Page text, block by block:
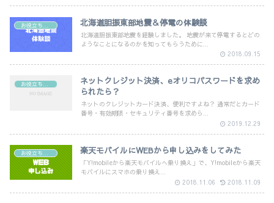
北海道胆振東部地震＆停電の体験談
北海道胆振東部地震を経験しました。 地震が来て停電するとどの
ようなことになるのかを知ってもらうために...
2018.09.15
ネットクレジット決済、eオリコパスワードを求め
られたら？
ネットのクレジットカード決済、便利ですよね？ 通常だとカード
番号・有効期限・セキュリティ番号を求めら...
2019.12.29
お役立ち情報 楽天モバイルにWEBから申し込みをしてみた
「Y!mobileから楽天モバイルへ乗り換え」で、Y!mobileから楽天
モバイルにスマホの乗り換え...
2018.11.06
2018.11.09